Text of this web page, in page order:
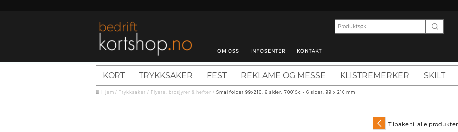
OM OSS INFOSENTER KONTAKT
KORT TRYKKSAKER FEST REKLAME OG MESSE KLISTREMERKER SKILT
Hjem / Trykksaker / Flyere, brosjyrer & hefter / Smal folder 99x210, 6 sider, 70015c - 6 sider, 99 x 210 mm
Tilbake til alle produkter